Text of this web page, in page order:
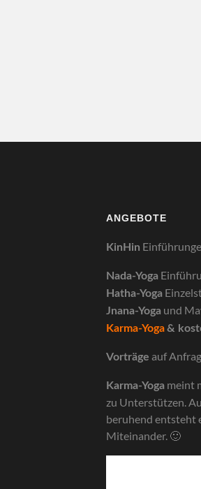
ANGEBOTE
KinHin
Nada-Yoga
Hatha-Yoga
Jnana-Yoga und
Karma-Yoga&
Vorträge auf
Karma-Yoga meint
zu Unterstützen.
beruhend entsteht
Miteinander. 🙂